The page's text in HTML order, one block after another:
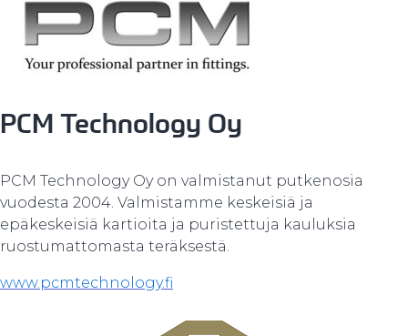
PCM Technology Oy
PCM Technology Oy on valmistanut putkenosia
vuodesta 2004. Valmistamme keskeisiä ja
epäkeskeisiä kartioita ja puristettuja kauluksia
ruostumattomasta teräksestä.
www.pcmtechnology.fi